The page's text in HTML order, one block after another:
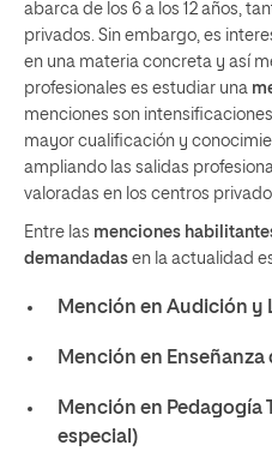
abarca de los 6 a los 12 años,
privados. Sin embargo, es
en una materia concreta y así
profesionales es estudiar una
menciones son
mayor cualificación y
ampliando las salidas
valoradas en los centros
Entre las menciones
demandadas en la actualidad
Mención en Audición y
Mención en Enseñanza
Mención en Pedagogía
especial)